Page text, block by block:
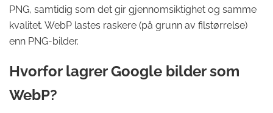
PNG, samtidig som det gir gjennomsiktighet og samme
kvalitet. WebP lastes raskere (på grunn av filstørrelse)
enn PNG-bilder.
Hvorfor lagrer Google bilder som
WebP?